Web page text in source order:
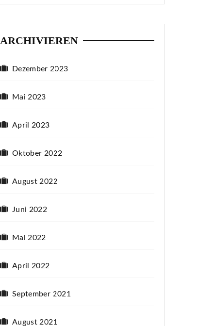
ARCHIVIEREN
Dezember 2023
Mai 2023
April 2023
Oktober 2022
August 2022
Juni 2022
Mai 2022
April 2022
September 2021
August 2021